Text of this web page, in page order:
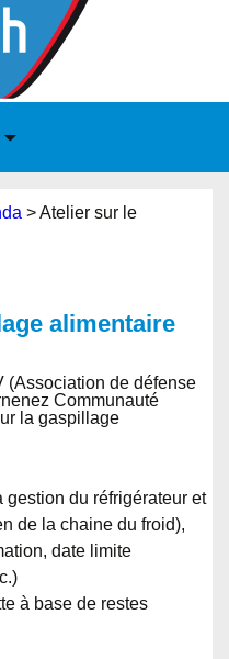
>Atelier sur le
alimentaire
(Association de défense
Communauté
la gaspillage
gestion du réfrigérateur et
de la chaine du froid),
date limite
à base de restes